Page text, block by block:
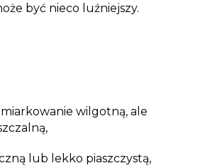
być nieco luźniejszy.
wilgotną, ale
lub lekko piaszczystą,